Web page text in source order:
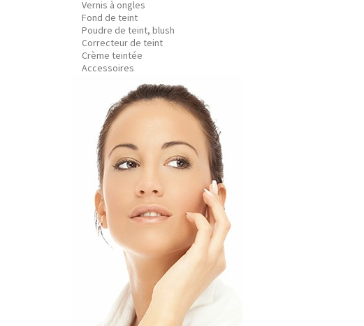
Vernis à ongles
Fond de teint
Poudre de teint, blush
Correcteur de teint
Crème teintée
Accessoires